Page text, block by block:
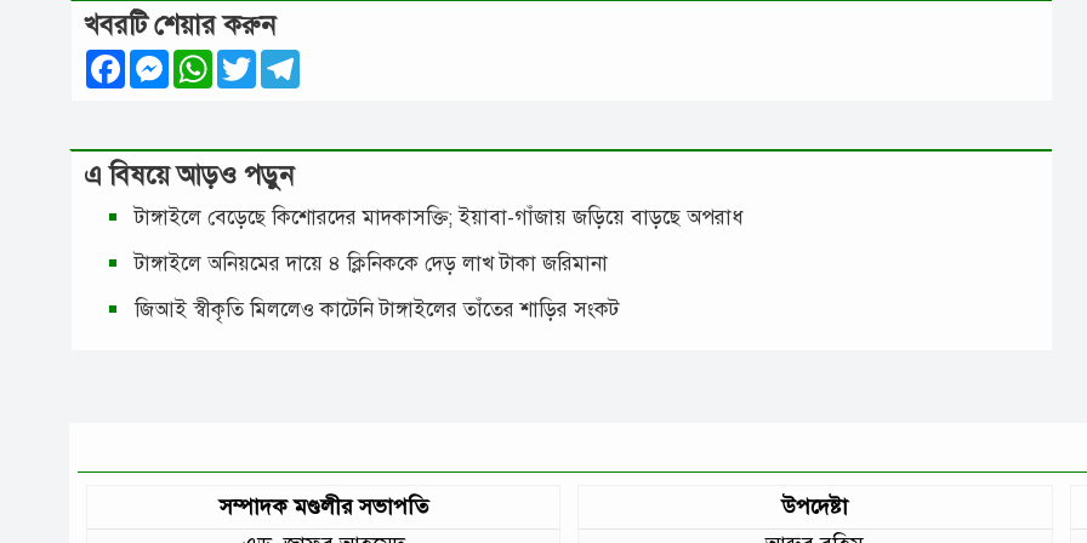
খবরটি শেয়ার করুন
FacebookMessenger
WhatsApp
Twitter
এ বিষয়ে আড়ও পড়ুন
টাঙ্গাইলে বেড়েছে কিশোরদের মাদকাসক্তি; ইয়াবা-গাঁজায় জড়িয়ে বাড়ছে অপরাধ
টাঙ্গাইলে অনিয়মের দায়ে ৪ ক্লিনিককে দেড় লাখ টাকা জরিমানা
জিআই স্বীকৃতি মিললেও কাটেনি টাঙ্গাইলের তাঁতের শাড়ির সংকট
সম্পাদক মণ্ডলীর সভাপতি
উপদেষ্টা